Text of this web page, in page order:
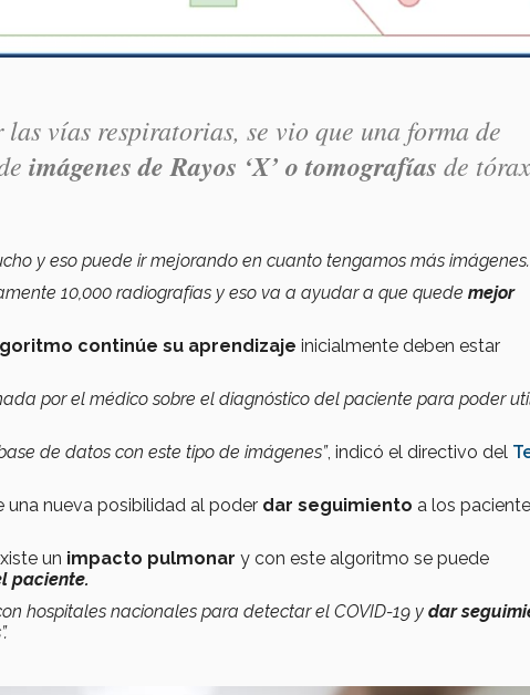
vías respiratorias, se vio que una forma de
imágenes de Rayos ‘X’ o tomografías de
y eso puede ir mejorando en cuanto tengamos más imágenes.
10,000 radiografías y eso va a ayudar a que quede mejor
continúe su aprendizaje inicialmente deben estar
por el médico sobre el diagnóstico del paciente para poder
de datos con este tipo de imágenes”, indicó el directivo del
una nueva posibilidad al poder dar seguimiento a los
un impacto pulmonar y con este algoritmo se puede
paciente.
hospitales nacionales para detectar el COVID-19 y dar